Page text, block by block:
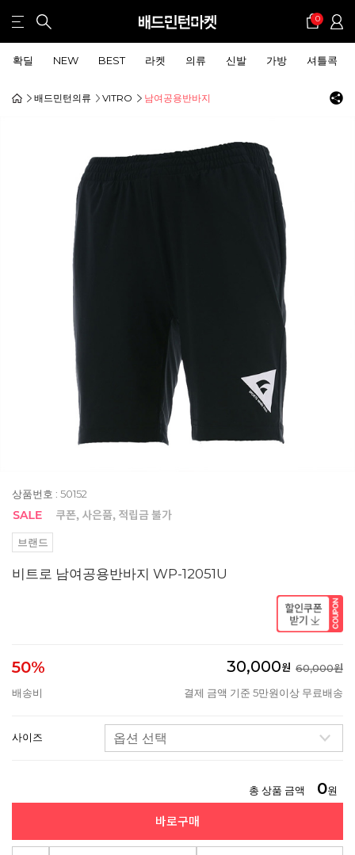
0
확딜 NEW BEST 라켓 의류 신발 가방 셔틀콕
배드민턴의류 VITRO 남여공용반바지
상품번호 : 50152
브랜드
비트로 남여공용반바지 WP-12051U
50% 30,000원 60,000원
배송비
결제 금액 기준 5만원이상 무료배송
사이즈
총 상품 금액 0원
바로구매